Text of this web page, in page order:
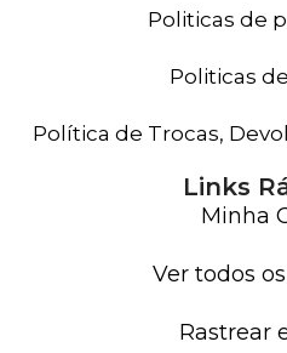
Politicas de
Politicas
Política de Trocas,
Links
Minha
Ver todos
Rastrear